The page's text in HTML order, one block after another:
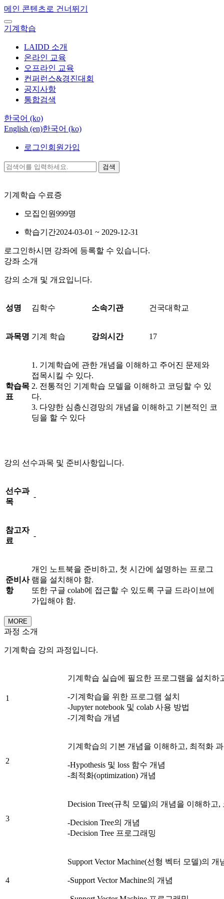
메인 콘텐츠로 건너뛰기
기계학습
LAIDD 소개
온라인 교육
오프라인 교육
컨퍼런스&경진대회
공지사항
통합검색
한국어 ‎(ko)‎
English ‎(en)‎한국어 ‎(ko)‎
로그인회원가입
검색
기계학습 수료증
모집인원999명
학습기간2024-03-01 ~ 2029-12-31
로그인하시면 강좌에 등록할 수 있습니다.
강좌 소개
강의 소개 및 개요입니다.
성명 김학수 소속기관 건국대학교
과목명 기계 학습 강의시간 17
학습목
표
1. 기계학습에 관한 개념을 이해하고 주어진 문제와
접목시킬 수 있다.
2. 전통적인 기계학습 모델을 이해하고 코딩할 수 있
다.
3. 다양한 심층신경망의 개념을 이해하고 기본적인 코
딩을 할 수 있다
강의 선수과목 및 준비사항입니다.
선수과
목
-
참고자
료
-
준비사
항
개인 노트북을 준비하고, 첫 시간에 설명하는 프로그
램을 설치해야 함.
또한 구글 colab에 접근할 수 있도록 구글 드라이브에
가입해야 함.
MORE
과정 소개
기계학습 강의 과정입니다.
1
기계학습 실습에 필요한 프로그램을 설치하
-기계학습을 위한 프로그램 설치
-Jupyter notebook 및 colab 사용 방법
-기계학습 개념
2
기계학습의 기본 개념을 이해하고, 최적화
-Hypothesis 및 loss 함수 개념
-최적화(optimization) 개념
3
Decision Tree(규칙 모델)의 개념을 이해하고
-Decision Tree의 개념
-Decision Tree 프로그래밍
4
Support Vector Machine(선형 벡터 모델)의
-Support Vector Machine의 개념